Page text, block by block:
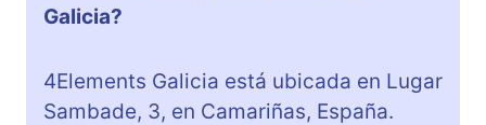
Galicia?
4Elements Galicia está ubicada en Lugar
Sambade, 3, en Camariñas, España.